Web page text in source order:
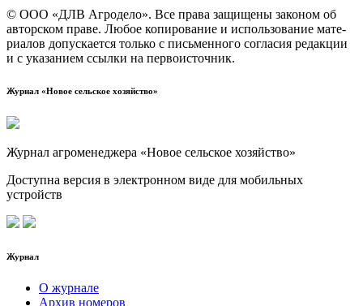
© ООО «ДЛВ Агро­де­ло». Все пра­ва защи­ще­ны зако­ном об
автор­ском пра­ве. Любое копи­ро­ва­ние и исполь­зо­ва­ние мате­
ри­а­лов допус­ка­ет­ся толь­ко с пись­мен­но­го согла­сия редак­ции
и с ука­за­ни­ем ссыл­ки на первоисточник.
Журнал «Новое сельское хозяйство»
Журнал агроменеджера «Новое сельское хозяйство»
Доступна версия в электронном виде для мобильных
устройств
Журнал
О журнале
Архив номеров